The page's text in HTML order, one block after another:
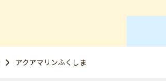
アクアマリンふくしま